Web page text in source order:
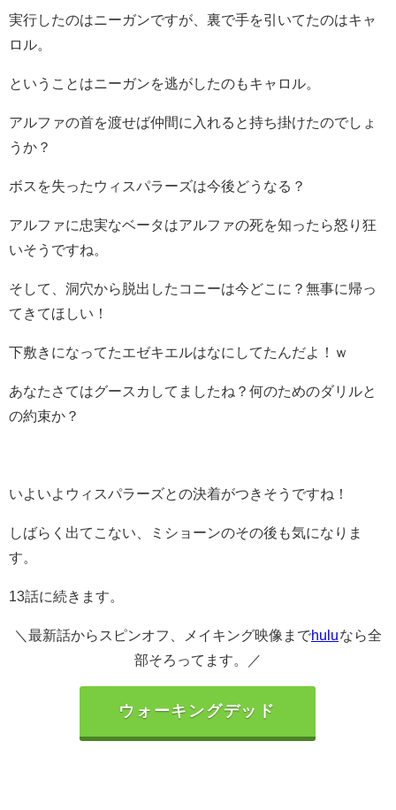
実行したのはニーガンですが、裏で手を引いてたのはキャ
ロル。
ということはニーガンを逃がしたのもキャロル。
アルファの首を渡せば仲間に入れると持ち掛けたのでしょ
うか？
ボスを失ったウィスパラーズは今後どうなる？
アルファに忠実なベータはアルファの死を知ったら怒り狂
いそうですね。
そして、洞穴から脱出したコニーは今どこに？無事に帰っ
てきてほしい！
下敷きになってたエゼキエルはなにしてたんだよ！ｗ
あなたさてはグースカしてましたね？何のためのダリルと
の約束か？
いよいよウィスパラーズとの決着がつきそうですね！
しばらく出てこない、ミショーンのその後も気になりま
す。
13話に続きます。
＼最新話からスピンオフ、メイキング映像までhuluなら全
部そろってます。／
ウォーキングデッド